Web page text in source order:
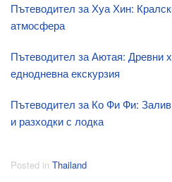
Пътеводител за Хуа Хин:
атмосфера
Пътеводител за Аютая: Древни
еднодневна екскурзия
Пътеводител за Ко Фи Фи:
и разходки с лодка
Posted in Thailand